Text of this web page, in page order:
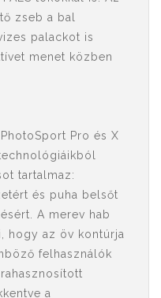
zseb a bal
palackot is
menet közben
Pro és X
tartalmaz:
és puha belsőt
A merev hab
hogy az öv kontúrja
felhasználók
a